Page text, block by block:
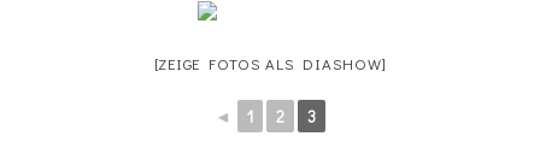
[ZEIGE FOTOS ALS DIASHOW]
◄ 1 2 3